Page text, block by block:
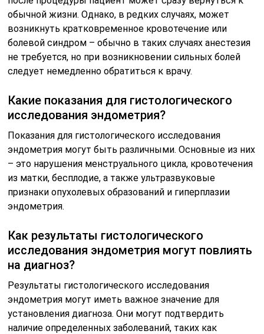
обычной жизни. Однако, в редких случаях, может
возникнуть кратковременное кровотечение или
болевой синдром – обычно в таких случаях анестезия
не требуется, но при возникновении сильных болей
следует немедленно обратиться к врачу.
Какие показания для гистологического
исследования эндометрия?
Показания для гистологического исследования
эндометрия могут быть различными. Основные из них
– это нарушения менструального цикла, кровотечения
из матки, бесплодие, а также ультразвуковые
признаки опухолевых образований и гиперплазии
эндометрия.
Как результаты гистологического
исследования эндометрия могут повлиять
на диагноз?
Результаты гистологического исследования
эндометрия могут иметь важное значение для
установления диагноза. Они могут подтвердить
наличие определенных заболеваний, таких как